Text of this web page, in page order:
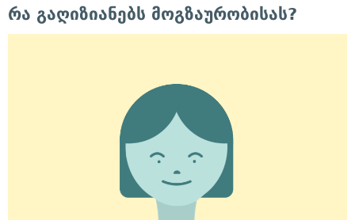
რა გაღიზიანებს მოგზაურობისას?